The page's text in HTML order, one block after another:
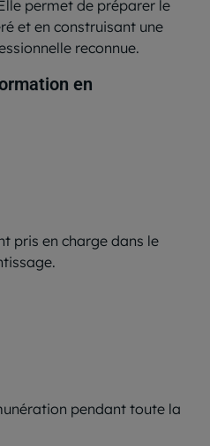
permet de préparer le
et en construisant une
reconnue.
en
pris en charge dans le
pendant toute la